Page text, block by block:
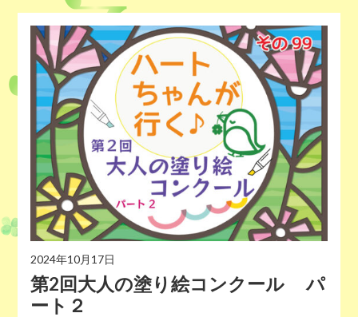
2024年10月17日
第2回大人の塗り絵コンクール パ
ート２